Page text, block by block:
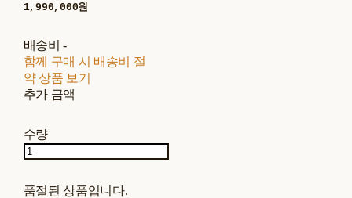
1,990,000원
배송비-
함께 구매 시 배송비 절
약 상품 보기
추가 금액
수량
품절된 상품입니다.